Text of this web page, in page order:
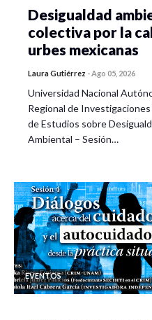
Desigualdad
colectiva por la
urbes mexicanas
Laura Gutiérrez -Ago 05, 2026
Universidad Nacional
Regional de
de Estudios sobre
Ambiental – Sesión…
EVENTOS